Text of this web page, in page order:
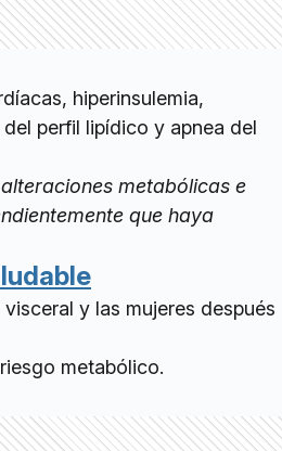
hiperinsulemia,
perfil lipídico y apnea del
metabólicas e
que haya
y las mujeres después
metabólico.